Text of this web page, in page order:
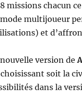
missions chacun
multijoueur
et
version de
soit la
dans la